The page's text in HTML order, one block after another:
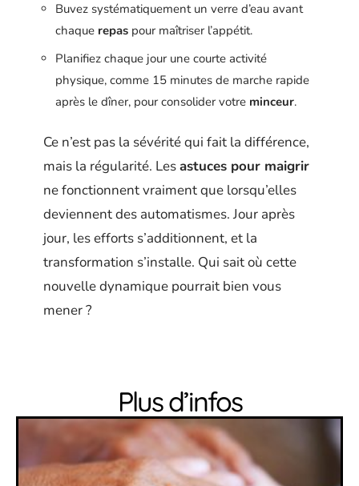
Buvez systématiquement un verre d’eau avant
chaque repas pour maîtriser l’appétit.
Planifiez chaque jour une courte activité
physique, comme 15 minutes de marche rapide
après le dîner, pour consolider votre minceur.
Ce n’est pas la sévérité qui fait la différence,
mais la régularité. Lesastuces pour maigrir
ne fonctionnent vraiment que lorsqu’elles
deviennent des automatismes. Jour après
jour, les efforts s’additionnent, et la
transformation s’installe. Qui sait où cette
nouvelle dynamique pourrait bien vous
mener ?
Plus d’infos